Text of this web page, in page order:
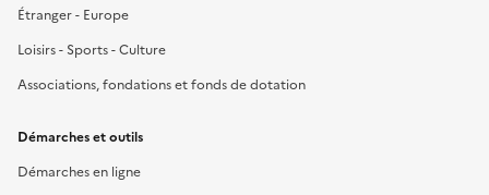
Étranger - Europe
Loisirs - Sports - Culture
Associations, fondations et fonds de dotation
Démarches et outils
Démarches en ligne